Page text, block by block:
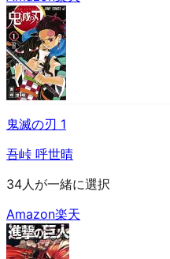
鬼滅の刃 1
吾峠 呼世晴
34人が一緒に選択
Amazon楽天